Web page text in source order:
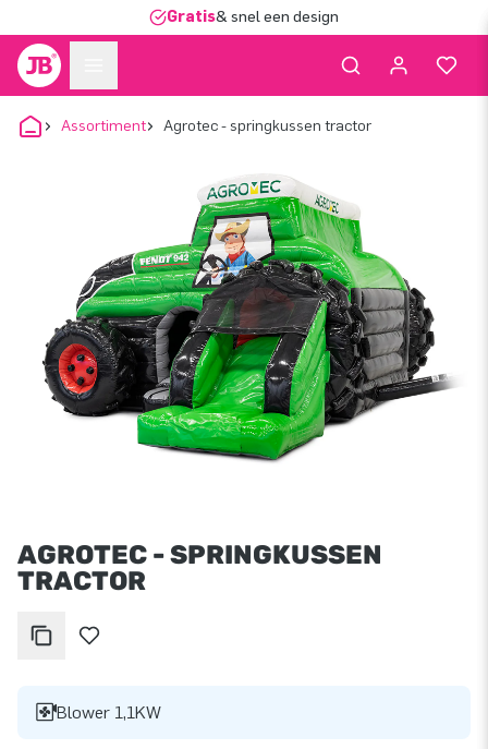
Gratis& snel een design
Assortiment Agrotec - springkussen tractor
AGROTEC - SPRINGKUSSEN
TRACTOR
Blower 1,1KW